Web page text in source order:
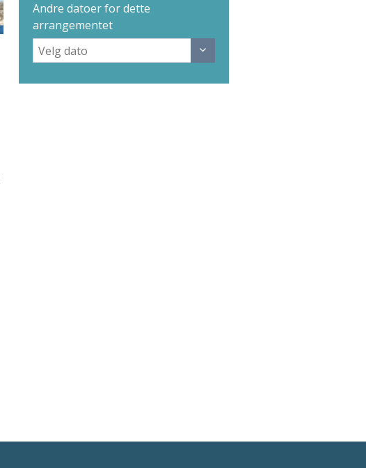
Andre datoer for dette
arrangementet